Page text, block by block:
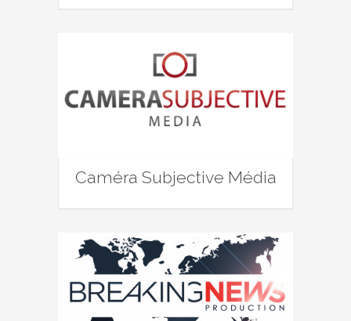
Caméra Subjective Média